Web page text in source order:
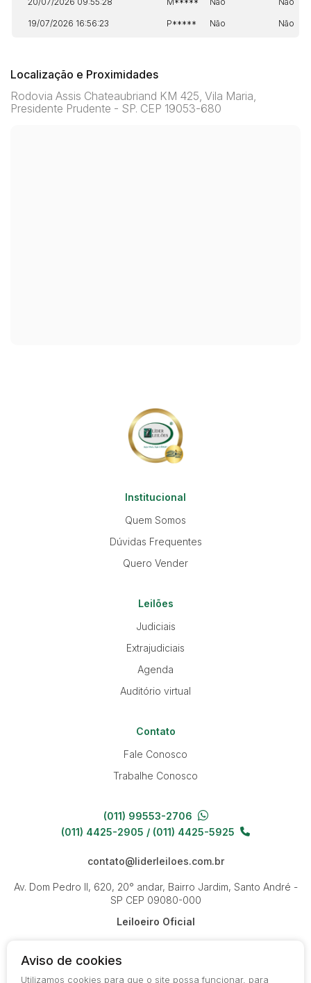
19/07/2026 16:56:23 P***** Não Não
Localização e Proximidades
Rodovia Assis Chateaubriand KM 425, Vila Maria,
Presidente Prudente - SP. CEP 19053-680
Institucional
Quem Somos
Dúvidas Frequentes
Quero Vender
Leilões
Judiciais
Extrajudiciais
Agenda
Auditório virtual
Contato
Fale Conosco
Trabalhe Conosco
(011) 99553-2706
(011) 4425-2905 / (011) 4425-5925
contato@liderleiloes.com.br
Av. Dom Pedro II, 620, 20° andar, Bairro Jardim, Santo André -
SP CEP 09080-000
Leiloeiro Oficial
Aviso de cookies
Utilizamos cookies para que o site possa funcionar, para